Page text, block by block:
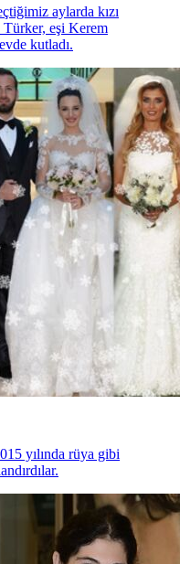
aylarda kızı
Türker, eşi Kerem
kutladı.
yılında rüya gibi